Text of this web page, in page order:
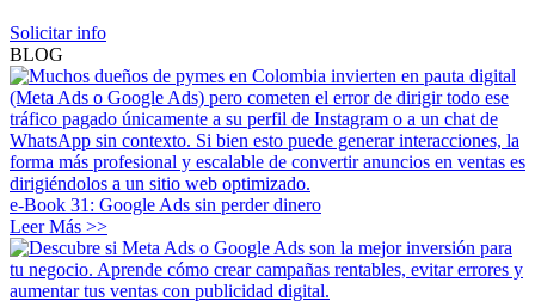
Solicitar info
BLOG
e-Book 31: Google Ads sin perder dinero
Leer Más >>